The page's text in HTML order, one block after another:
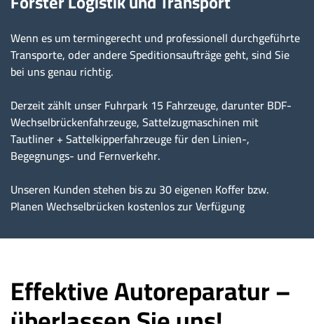
Wenn es um termingerecht und professionell durchgeführte
Transporte, oder andere Speditionsaufträge geht, sind Sie
bei uns genau richtig.
Derzeit zählt unser Fuhrpark 15 Fahrzeuge, darunter BDF-
Wechselbrückenfahrzeuge, Sattelzugmaschinen mit
Tautliner + Sattelkipperfahrzeuge für den Linien-,
Begegnungs- und Fernverkehr.
Unseren Kunden stehen bis zu 30 eigenen Koffer bzw.
Planen Wechselbrücken kostenlos zur Verfügung
Effektive Autoreparatur –